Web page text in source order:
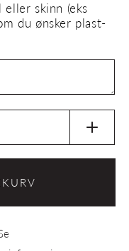
skinn (eks
du ønsker plast-
Øk
for
Chair